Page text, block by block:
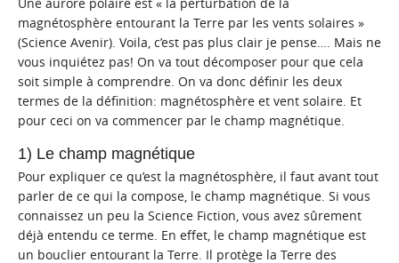
magnétosphère entourant la Terre par les vents solaires »
(Science Avenir). Voila, c’est pas plus clair je pense…. Mais ne
vous inquiétez pas! On va tout décomposer pour que cela
soit simple à comprendre. On va donc définir les deux
termes de la définition: magnétosphère et vent solaire. Et
pour ceci on va commencer par le champ magnétique.
1) Le champ magnétique
Pour expliquer ce qu’est la magnétosphère, il faut avant tout
parler de ce qui la compose, le champ magnétique. Si vous
connaissez un peu la Science Fiction, vous avez sûrement
déjà entendu ce terme. En effet, le champ magnétique est
un bouclier entourant la Terre. Il protège la Terre des